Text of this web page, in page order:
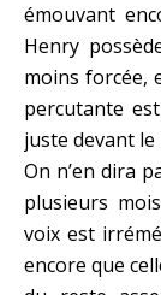
émouvant
Henry
moins forcée,
percutante
juste devant
On n’en dira
plusieurs
voix est
encore que